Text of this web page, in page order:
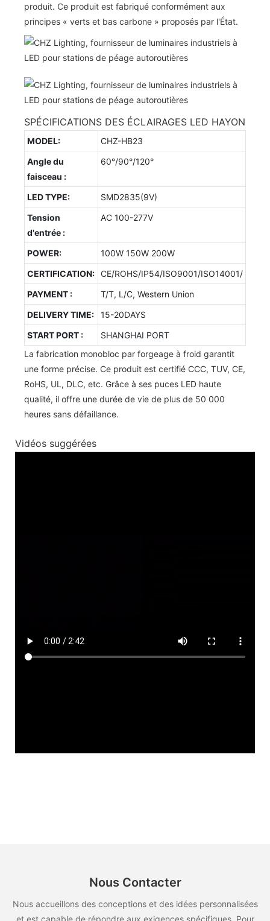
produit. Ce produit est fabriqué conformément aux
principes « verts et bas carbone » proposés par l'État.
SPÉCIFICATIONS DES ÉCLAIRAGES LED HAYON
MODEL:
CHZ-HB23
Angle du
faisceau :
60°/90°/120°
LED TYPE:
SMD2835(9V)
Tension
d'entrée :
AC 100-277V
POWER:
100W 150W 200W
CERTIFICATION: CE/ROHS/IP54/ISO9001/ISO14001/
PAYMENT :
T/T, L/C, Western Union
DELIVERY TIME:
15-20DAYS
START PORT :
SHANGHAI PORT
La fabrication monobloc par forgeage à froid garantit
une forme précise. Ce produit est certifié CCC, TUV, CE,
RoHS, UL, DLC, etc. Grâce à ses puces LED haute
qualité, il offre une durée de vie de plus de 50 000
heures sans défaillance.
Vidéos suggérées
Nous Contacter
Nous accueillons des conceptions et des idées personnalisées
et est capable de répondre aux exigences spécifiques. Pour